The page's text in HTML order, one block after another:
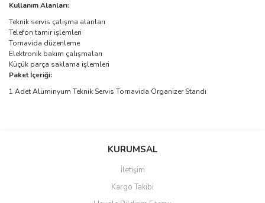
Kullanım Alanları:
Teknik servis çalışma alanları
Telefon tamir işlemleri
Tornavida düzenleme
Elektronik bakım çalışmaları
Küçük parça saklama işlemleri
Paket İçeriği:
1 Adet Alüminyum Teknik Servis Tornavida Organizer Standı
Bu ürüne ilk yorumu siz yapın!
Ürün resmi kalitesiz, bozuk veya görüntülenemiyor.
KURUMSAL
İletişim
Kargo Takibi